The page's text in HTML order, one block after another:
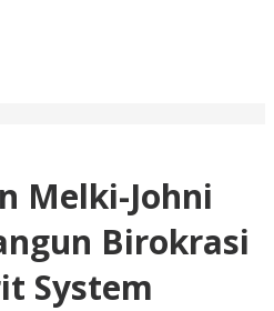
Melki-Johni
Birokrasi
System